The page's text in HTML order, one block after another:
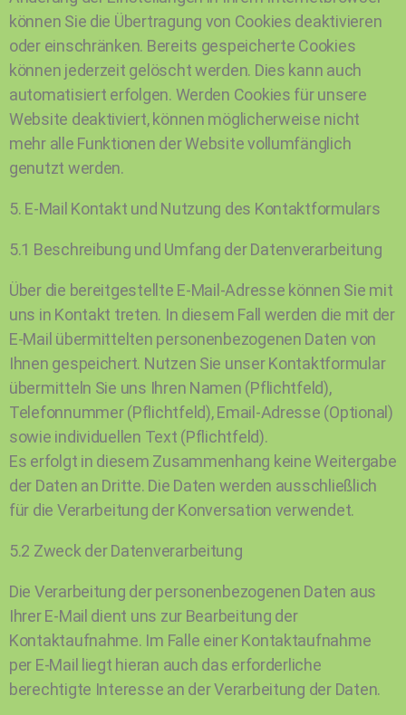
können Sie die Übertragung von Cookies deaktivieren
oder einschränken. Bereits gespeicherte Cookies
können jederzeit gelöscht werden. Dies kann auch
automatisiert erfolgen. Werden Cookies für unsere
Website deaktiviert, können möglicherweise nicht
mehr alle Funktionen der Website vollumfänglich
genutzt werden.
5. E-Mail Kontakt und Nutzung des Kontaktformulars
5.1 Beschreibung und Umfang der Datenverarbeitung
Über die bereitgestellte E-Mail-Adresse können Sie mit
uns in Kontakt treten. In diesem Fall werden die mit der
E-Mail übermittelten personenbezogenen Daten von
Ihnen gespeichert. Nutzen Sie unser Kontaktformular
übermitteln Sie uns Ihren Namen (Pflichtfeld),
Telefonnummer (Pflichtfeld), Email-Adresse (Optional)
sowie individuellen Text (Pflichtfeld).
Es erfolgt in diesem Zusammenhang keine Weitergabe
der Daten an Dritte. Die Daten werden ausschließlich
für die Verarbeitung der Konversation verwendet.
5.2 Zweck der Datenverarbeitung
Die Verarbeitung der personenbezogenen Daten aus
Ihrer E-Mail dient uns zur Bearbeitung der
Kontaktaufnahme. Im Falle einer Kontaktaufnahme
per E-Mail liegt hieran auch das erforderliche
berechtigte Interesse an der Verarbeitung der Daten.